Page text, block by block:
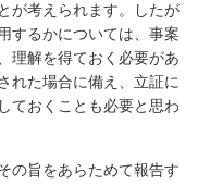
が考えられます。したが
するかについては、事案
理解を得ておく必要があ
れた場合に備え、立証に
ておくことも必要と思わ
の旨をあらためて報告す